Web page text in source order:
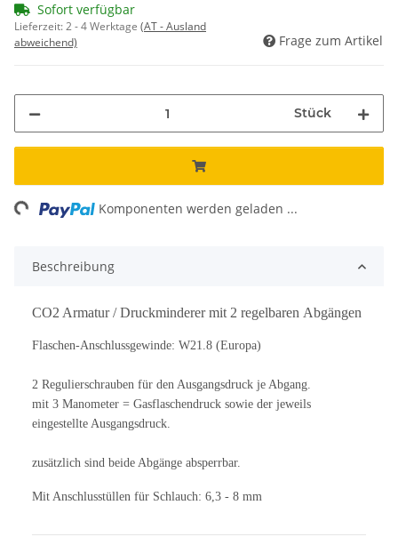
Sofort verfügbar
Lieferzeit:2 - 4 Werktage (AT - Ausland
abweichend)
Frage zum Artikel
Stück
Komponenten werden geladen ...
Beschreibung
CO2 Armatur / Druckminderer mit 2 regelbaren Abgängen
Flaschen-Anschlussgewinde: W21.8 (Europa)
2 Regulierschrauben für den Ausgangsdruck je Abgang.
mit 3 Manometer = Gasflaschendruck sowie der jeweils
eingestellte Ausgangsdruck.
zusätzlich sind beide Abgänge absperrbar.
Mit Anschlusstüllen für Schlauch: 6,3 - 8 mm